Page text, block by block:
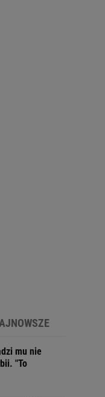
mu nie
"To